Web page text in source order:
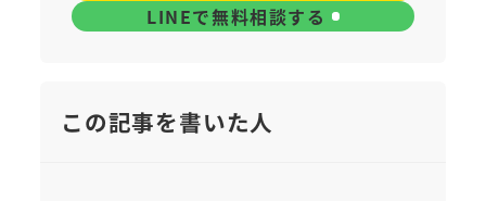
LINEで無料相談する
この記事を書いた人